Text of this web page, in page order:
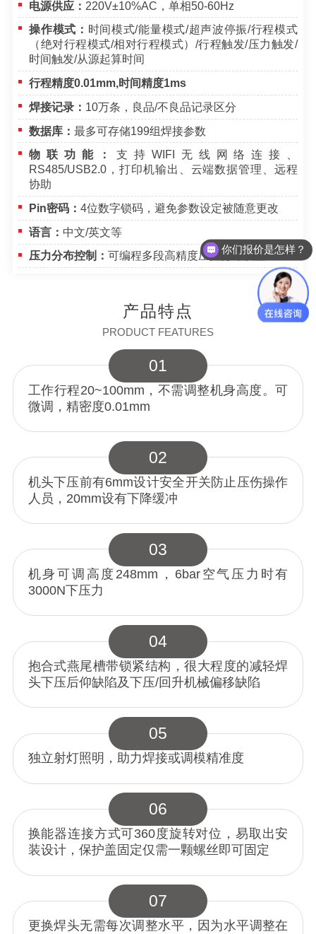
电源供应： 220V±10%AC，单相50-60Hz
操作模式： 时间模式/能量模式/超声波停振/行程模式
（绝对行程模式/相对行程模式）/行程触发/压力触发/
时间触发/从源起算时间
行程精度0.01mm,时间精度1ms
焊接记录： 10万条，良品/不良品记录区分
数据库：最多可存储199组焊接参数
物联功能：支持WIFI无线网络连接、
RS485/USB2.0，打印机输出、云端数据管理、远程
协助
Pin密码：4位数字锁码，避免参数设定被随意更改
语言： 中文/英文等
压力分布控制：可编程多段高精度压力分布设置
产品特点
PRODUCT FEATURES
01
工作行程20~100mm，不需调整机身高度。可
微调，精密度0.01mm
02
机头下压前有6mm设计安全开关防止压伤操作
人员，20mm设有下降缓冲
03
机身可调高度248mm，6bar空气压力时有
3000N下压力
04
抱合式燕尾槽带锁紧结构，很大程度的减轻焊
头下压后仰缺陷及下压/回升机械偏移缺陷
05
独立射灯照明，助力焊接或调模精准度
06
换能器连接方式可360度旋转对位，易取出安
装设计，保护盖固定仅需一颗螺丝即可固定
07
更换焊头无需每次调整水平，因为水平调整在
你们报价是怎样？
可以做代理 / 经销商吗？